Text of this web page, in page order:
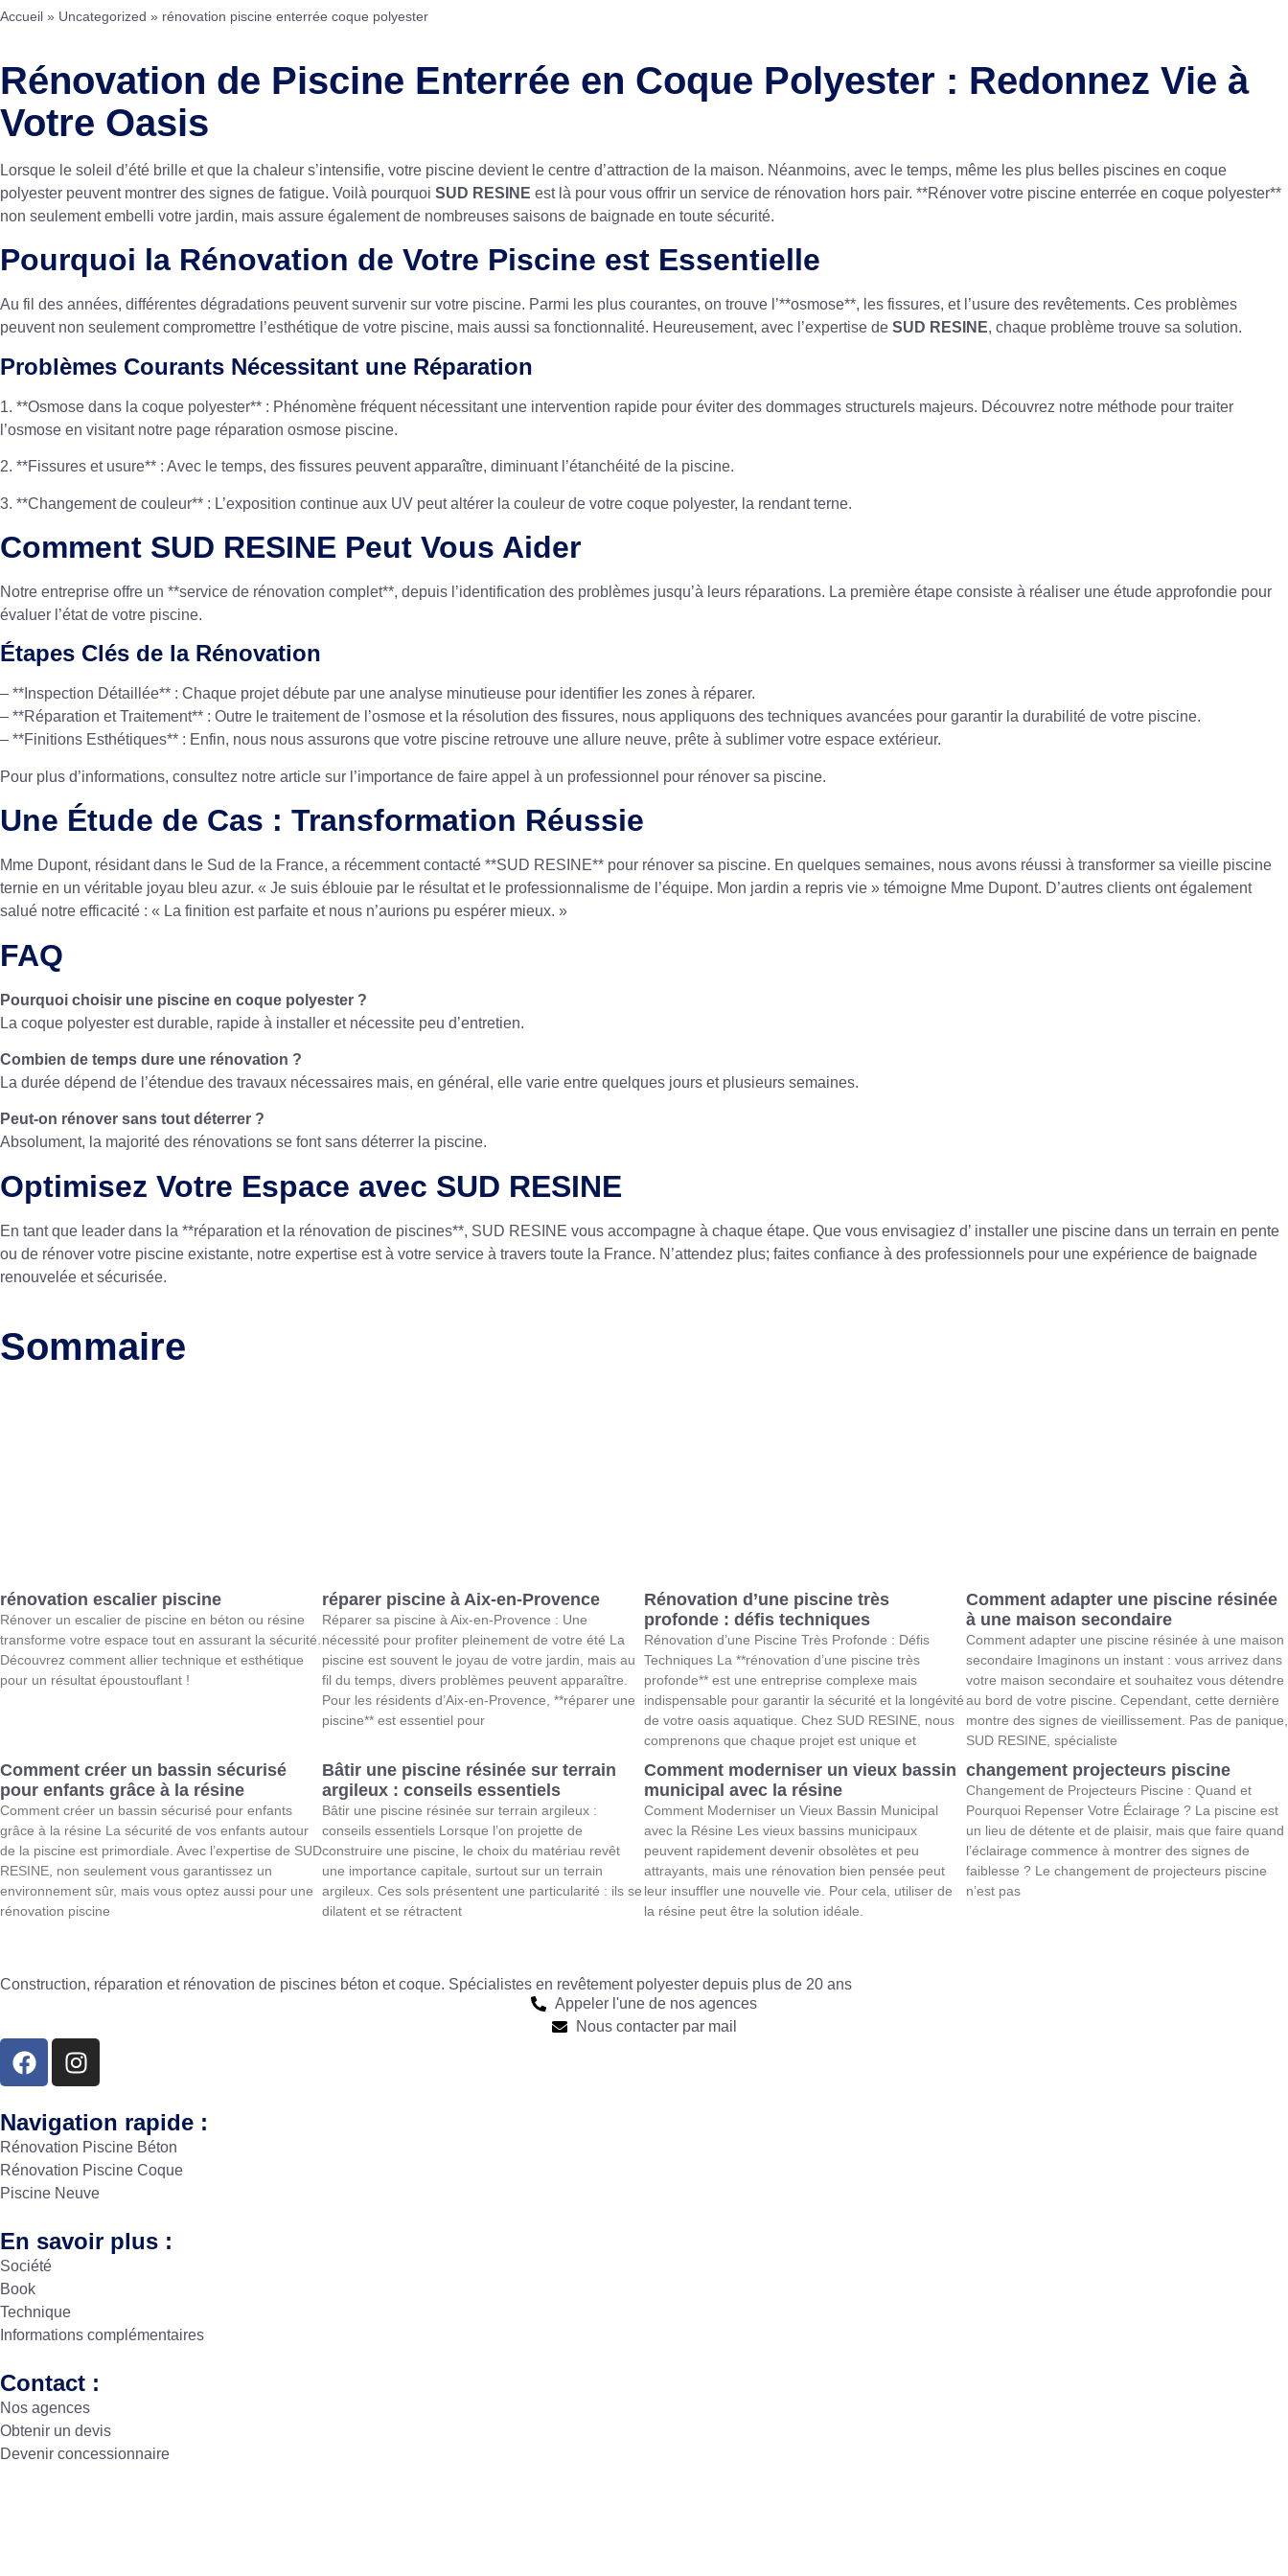
Accueil » Uncategorized » rénovation piscine enterrée coque polyester
Rénovation de Piscine Enterrée en Coque Polyester : Redonnez Vie à
Votre Oasis
Lorsque le soleil d’été brille et que la chaleur s’intensifie, votre piscine devient le centre d’attraction de la maison. Néanmoins, avec le temps, même les plus belles piscines en coque
polyester peuvent montrer des signes de fatigue. Voilà pourquoi SUD RESINE est là pour vous offrir un service de rénovation hors pair. **Rénover votre piscine enterrée en coque polyester**
non seulement embelli votre jardin, mais assure également de nombreuses saisons de baignade en toute sécurité.
Pourquoi la Rénovation de Votre Piscine est Essentielle
Au fil des années, différentes dégradations peuvent survenir sur votre piscine. Parmi les plus courantes, on trouve l’**osmose**, les fissures, et l’usure des revêtements. Ces problèmes
peuvent non seulement compromettre l’esthétique de votre piscine, mais aussi sa fonctionnalité. Heureusement, avec l’expertise de SUD RESINE, chaque problème trouve sa solution.
Problèmes Courants Nécessitant une Réparation
1. **Osmose dans la coque polyester** : Phénomène fréquent nécessitant une intervention rapide pour éviter des dommages structurels majeurs. Découvrez notre méthode pour traiter
l’osmose en visitant notre page réparation osmose piscine.
2. **Fissures et usure** : Avec le temps, des fissures peuvent apparaître, diminuant l’étanchéité de la piscine.
3. **Changement de couleur** : L’exposition continue aux UV peut altérer la couleur de votre coque polyester, la rendant terne.
Comment SUD RESINE Peut Vous Aider
Notre entreprise offre un **service de rénovation complet**, depuis l’identification des problèmes jusqu’à leurs réparations. La première étape consiste à réaliser une étude approfondie pour
évaluer l’état de votre piscine.
Étapes Clés de la Rénovation
– **Inspection Détaillée** : Chaque projet débute par une analyse minutieuse pour identifier les zones à réparer.
– **Réparation et Traitement** : Outre le traitement de l’osmose et la résolution des fissures, nous appliquons des techniques avancées pour garantir la durabilité de votre piscine.
– **Finitions Esthétiques** : Enfin, nous nous assurons que votre piscine retrouve une allure neuve, prête à sublimer votre espace extérieur.
Pour plus d’informations, consultez notre article sur l’importance de faire appel à un professionnel pour rénover sa piscine.
Une Étude de Cas : Transformation Réussie
Mme Dupont, résidant dans le Sud de la France, a récemment contacté **SUD RESINE** pour rénover sa piscine. En quelques semaines, nous avons réussi à transformer sa vieille piscine
ternie en un véritable joyau bleu azur. « Je suis éblouie par le résultat et le professionnalisme de l’équipe. Mon jardin a repris vie » témoigne Mme Dupont. D’autres clients ont également
salué notre efficacité : « La finition est parfaite et nous n’aurions pu espérer mieux. »
FAQ
Pourquoi choisir une piscine en coque polyester ?
La coque polyester est durable, rapide à installer et nécessite peu d’entretien.
Combien de temps dure une rénovation ?
La durée dépend de l’étendue des travaux nécessaires mais, en général, elle varie entre quelques jours et plusieurs semaines.
Peut-on rénover sans tout déterrer ?
Absolument, la majorité des rénovations se font sans déterrer la piscine.
Optimisez Votre Espace avec SUD RESINE
En tant que leader dans la **réparation et la rénovation de piscines**, SUD RESINE vous accompagne à chaque étape. Que vous envisagiez d’ installer une piscine dans un terrain en pente
ou de rénover votre piscine existante, notre expertise est à votre service à travers toute la France. N’attendez plus; faites confiance à des professionnels pour une expérience de baignade
renouvelée et sécurisée.
Sommaire
rénovation escalier piscine
Rénover un escalier de piscine en béton ou résine
transforme votre espace tout en assurant la sécurité.
Découvrez comment allier technique et esthétique
pour un résultat époustouflant !
réparer piscine à Aix-en-Provence
Réparer sa piscine à Aix-en-Provence : Une
nécessité pour profiter pleinement de votre été La
piscine est souvent le joyau de votre jardin, mais au
fil du temps, divers problèmes peuvent apparaître.
Pour les résidents d’Aix-en-Provence, **réparer une
piscine** est essentiel pour
Rénovation d’une piscine très
profonde : défis techniques
Rénovation d’une Piscine Très Profonde : Défis
Techniques La **rénovation d’une piscine très
profonde** est une entreprise complexe mais
indispensable pour garantir la sécurité et la longévité
de votre oasis aquatique. Chez SUD RESINE, nous
comprenons que chaque projet est unique et
Comment adapter une piscine résinée
à une maison secondaire
Comment adapter une piscine résinée à une maison
secondaire Imaginons un instant : vous arrivez dans
votre maison secondaire et souhaitez vous détendre
au bord de votre piscine. Cependant, cette dernière
montre des signes de vieillissement. Pas de panique,
SUD RESINE, spécialiste
Comment créer un bassin sécurisé
pour enfants grâce à la résine
Comment créer un bassin sécurisé pour enfants
grâce à la résine La sécurité de vos enfants autour
de la piscine est primordiale. Avec l’expertise de SUD
RESINE, non seulement vous garantissez un
environnement sûr, mais vous optez aussi pour une
rénovation piscine
Bâtir une piscine résinée sur terrain
argileux : conseils essentiels
Bâtir une piscine résinée sur terrain argileux :
conseils essentiels Lorsque l’on projette de
construire une piscine, le choix du matériau revêt
une importance capitale, surtout sur un terrain
argileux. Ces sols présentent une particularité : ils se
dilatent et se rétractent
Comment moderniser un vieux bassin
municipal avec la résine
Comment Moderniser un Vieux Bassin Municipal
avec la Résine Les vieux bassins municipaux
peuvent rapidement devenir obsolètes et peu
attrayants, mais une rénovation bien pensée peut
leur insuffler une nouvelle vie. Pour cela, utiliser de
la résine peut être la solution idéale.
changement projecteurs piscine
Changement de Projecteurs Piscine : Quand et
Pourquoi Repenser Votre Éclairage ? La piscine est
un lieu de détente et de plaisir, mais que faire quand
l’éclairage commence à montrer des signes de
faiblesse ? Le changement de projecteurs piscine
n’est pas
Construction, réparation et rénovation de piscines béton et coque. Spécialistes en revêtement polyester depuis plus de 20 ans
Appeler l'une de nos agences
Nous contacter par mail
Navigation rapide :
Rénovation Piscine Béton
Rénovation Piscine Coque
Piscine Neuve
En savoir plus :
Société
Book
Technique
Informations complémentaires
Contact :
Nos agences
Obtenir un devis
Devenir concessionnaire